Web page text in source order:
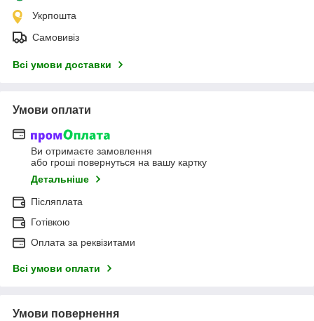
Укрпошта
Самовивіз
Всі умови доставки
Умови оплати
Ви отримаєте замовлення
або гроші повернуться на вашу картку
Детальніше
Післяплата
Готівкою
Оплата за реквізитами
Всі умови оплати
Умови повернення